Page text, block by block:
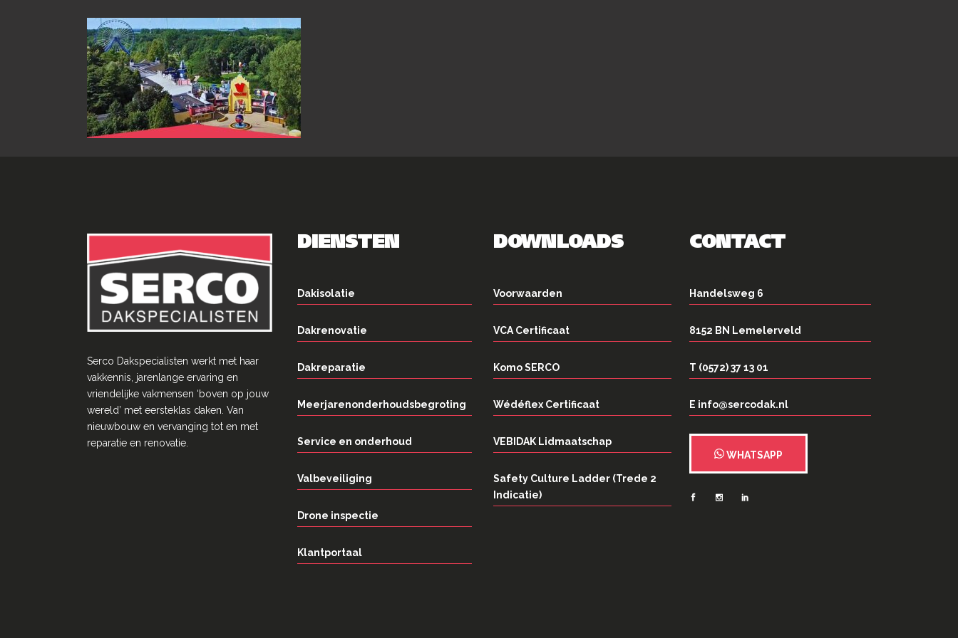
Serco Dakspecialisten werkt met haar
vakkennis, jarenlange ervaring en
vriendelĳke vakmensen ‘boven op jouw
wereld’ met eersteklas daken. Van
nieuwbouw en vervanging tot en met
reparatie en renovatie.
DIENSTEN
Dakisolatie
Dakrenovatie
Dakreparatie
Meerjarenonderhoudsbegroting
Service en onderhoud
Valbeveiliging
Drone inspectie
Klantportaal
DOWNLOADS
Voorwaarden
VCA Certificaat
Komo SERCO
Wédéflex Certificaat
VEBIDAK Lidmaatschap
Safety Culture Ladder (Trede 2
Indicatie)
CONTACT
Handelsweg 6
8152 BN Lemelerveld
T (0572) 37 13 01
E info@sercodak.nl
WHATSAPP